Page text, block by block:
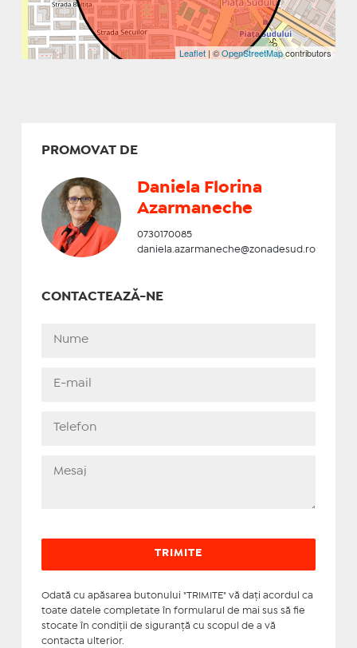
Leaflet | ©OpenStreetMapcontributors
PROMOVAT DE
Daniela Florina
Azarmaneche
0730170085
daniela.azarmaneche@zonadesud.ro
CONTACTEAZĂ-NE
Odată cu apăsarea butonului "TRIMITE" vă daţi acordul ca
toate datele completate în formularul de mai sus să fie
stocate în condiţii de siguranţă cu scopul de a vă
contacta ulterior.